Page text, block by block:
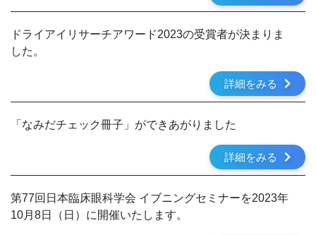
ドライアイリサーチアワード2023の受賞者が決まりま
した。
詳細をみる
「なみだチェック冊子」ができあがりました
詳細をみる
第77回日本臨床眼科学会 イブニングセミナーを2023年
10月8日（日）に開催いたします。